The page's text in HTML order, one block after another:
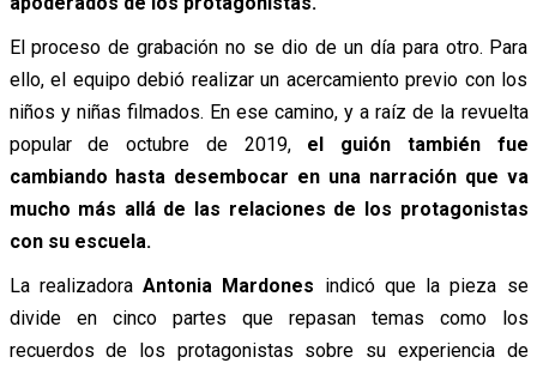
El proceso de grabación no se dio de un día para otro. Para
ello, el equipo debió realizar un acercamiento previo con los
niños y niñas filmados. En ese camino, y a raíz de la revuelta
popular de octubre de 2019, el guión también fue
cambiando hasta desembocar en una narración que va
mucho más allá de las relaciones de los protagonistas
con su escuela.
La realizadora Antonia Mardones indicó que la pieza se
divide en cinco partes que repasan temas como los
recuerdos de los protagonistas sobre su experiencia de